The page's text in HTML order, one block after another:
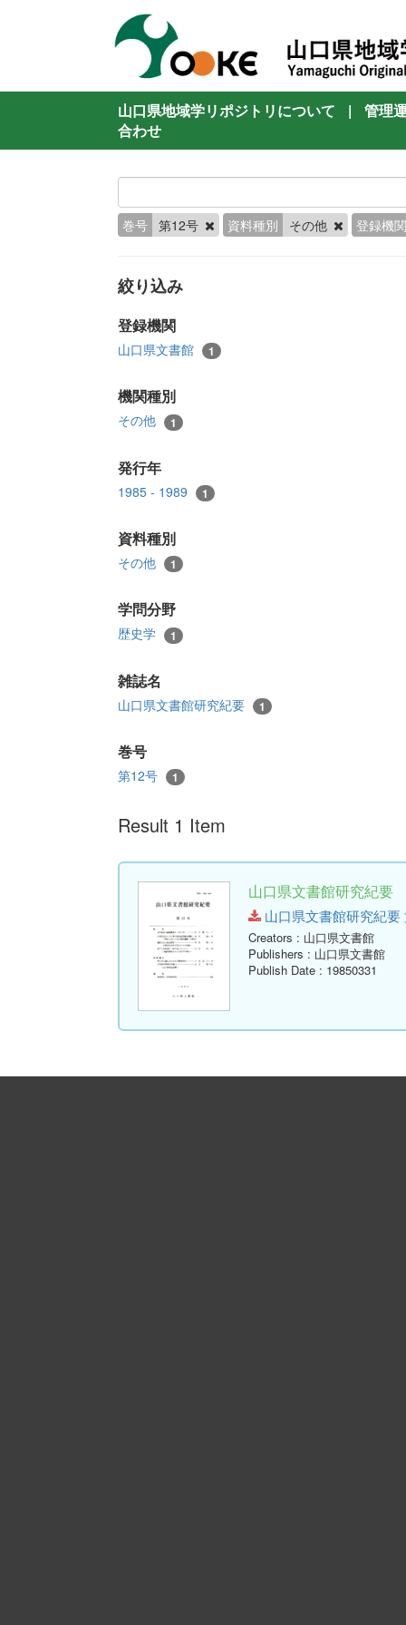
山口県地域学リポジトリについて |
管理
合わせ
巻号 第12号 資料種別 その他 登録機
絞り込み
登録機関
山口県文書館 1
機関種別
その他 1
発行年
1985 - 1989 1
資料種別
その他 1
学問分野
歴史学 1
雑誌名
山口県文書館研究紀要 1
巻号
第12号 1
Result 1 Item
山口県文書館研究紀要
山口県文書館研究紀要
Creators : 山口県文書館
Publishers : 山口県文書館
Publish Date : 19850331